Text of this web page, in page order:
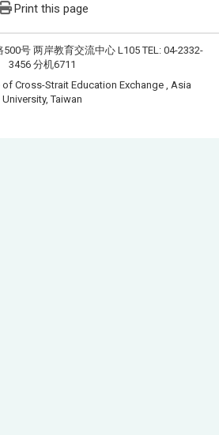
Print this page
号 两岸教育交流中心 L105 TEL: 04-2332-
3456 分机6711
Cross-Strait Education Exchange , Asia
University, Taiwan